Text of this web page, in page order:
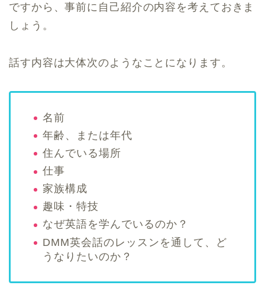
ですから、事前に自己紹介の内容を考えておきま
しょう。
話す内容は大体次のようなことになります。
名前
年齢、または年代
住んでいる場所
仕事
家族構成
趣味・特技
なぜ英語を学んでいるのか？
DMM英会話のレッスンを通して、ど
うなりたいのか？